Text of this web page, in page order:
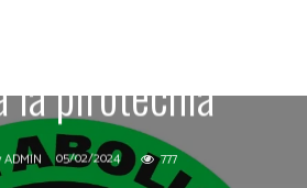
la pirotecnia
ADMIN 05/02/2024 777